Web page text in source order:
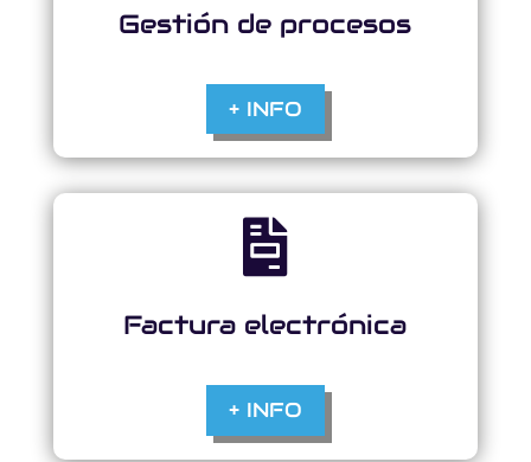
Gestión de procesos
+ INFO

Factura electrónica
+ INFO